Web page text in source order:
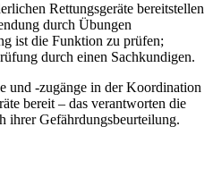
Rettungsgeräte bereitstellen
durch Übungen
ist die Funktion zu prüfen;
durch einen Sachkundigen.
und -zugänge in der Koordination
bereit – das verantworten die
ihrer Gefährdungsbeurteilung.